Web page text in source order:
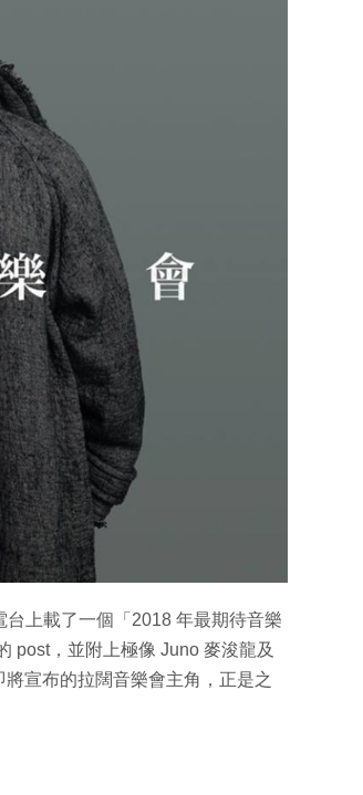
上載了一個「2018 年最期待音樂
post，並附上極像 Juno 麥浚龍及
宣布的拉闊音樂會主角，正是之